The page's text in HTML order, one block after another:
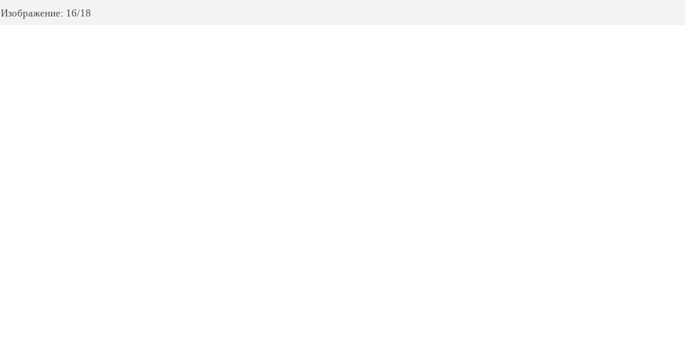
Изображение: 16/18